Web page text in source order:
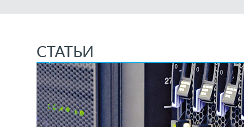
СТАТЬИ
Prev